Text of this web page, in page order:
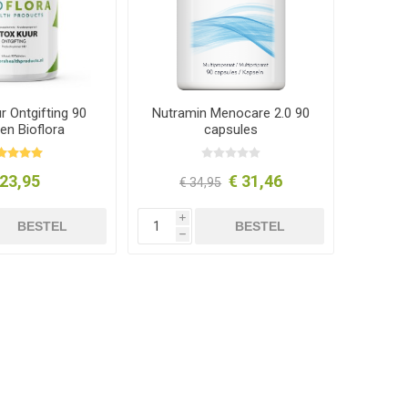
Ontgifting 90
Bioflora
BESTEL
Nutramin Menocare 2.0 90
capsules
€ 34,95 € 31,46
i
h
BESTEL